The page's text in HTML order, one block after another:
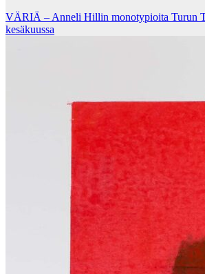
VÄRIÄ – Anneli Hillin monotypioita Turun
kesäkuussa